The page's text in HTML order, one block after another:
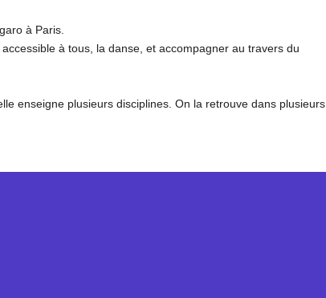
à Paris.
à tous, la danse, et accompagner au travers du
enseigne plusieurs disciplines. On la retrouve dans plusieurs